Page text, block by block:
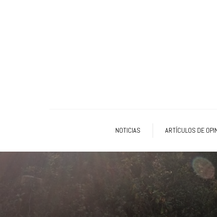
NOTICIAS ARTÍCULOS DE